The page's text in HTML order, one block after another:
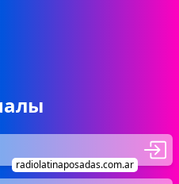
radiolatinaposadas.com.ar